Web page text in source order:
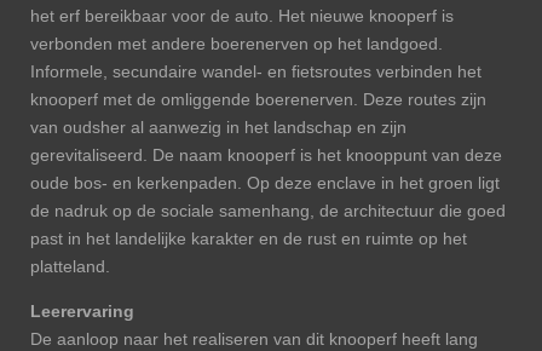
het erf bereikbaar voor de auto. Het nieuwe knooperf is
verbonden met andere boerenerven op het landgoed.
Informele, secundaire wandel- en fietsroutes verbinden het
knooperf met de omliggende boerenerven. Deze routes zijn
van oudsher al aanwezig in het landschap en zijn
gerevitaliseerd. De naam knooperf is het knooppunt van deze
oude bos- en kerkenpaden. Op deze enclave in het groen ligt
de nadruk op de sociale samenhang, de architectuur die goed
past in het landelijke karakter en de rust en ruimte op het
platteland.
Leerervaring
De aanloop naar het realiseren van dit knooperf heeft lang